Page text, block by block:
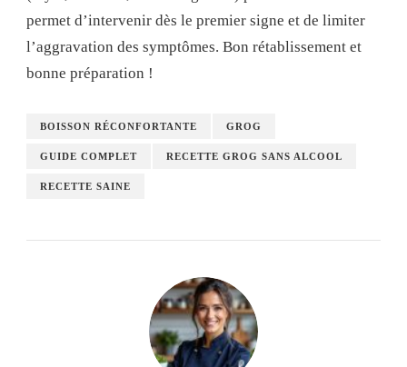
permet d’intervenir dès le premier signe et de limiter
l’aggravation des symptômes. Bon rétablissement et
bonne préparation !
BOISSON RÉCONFORTANTE GROG
GUIDE COMPLET RECETTE GROG SANS ALCOOL
RECETTE SAINE